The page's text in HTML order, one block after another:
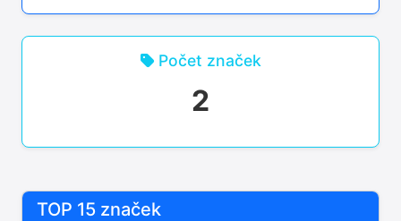
Počet značek
2
TOP 15 značek